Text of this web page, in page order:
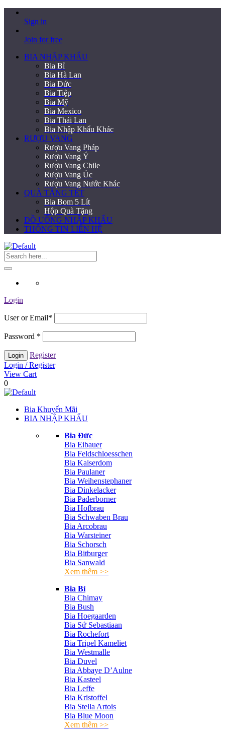
Sign in
Join for free
BIA NHẬP KHẨU
Bia Bỉ
Bia Hà Lan
Bia Đức
Bia Tiệp
Bia Mỹ
Bia Mexico
Bia Thái Lan
Bia Nhập Khẩu Khác
RƯỢU VANG
Rượu Vang Pháp
Rượu Vang Ý
Rượu Vang Chile
Rượu Vang Úc
Rượu Vang Nước Khác
QUÀ TẶNG TẾT
Bia Bom 5 Lít
Hộp Quà Tặng
ĐỒ UỐNG NHẬP KHẨU
THÔNG TIN LIÊN HỆ
Login
User or Email*
Password *
Register
Login / Register
View Cart
0
Bia Khuyến Mãi
BIA NHẬP KHẨU
Bia Đức
Bia Eibauer
Bia Feldschloesschen
Bia Kaiserdom
Bia Paulaner
Bia Weihenstephaner
Bia Dinkelacker
Bia Paderborner
Bia Hofbrau
Bia Schwaben Brau
Bia Arcobrau
Bia Warsteiner
Bia Schorsch
Bia Bitburger
Bia Sanwald
Xem thêm >>
Bia Bỉ
Bia Chimay
Bia Bush
Bia Hoegaarden
Bia Sứ Sebastiaan
Bia Rochefort
Bia Tripel Kameliet
Bia Westmalle
Bia Duvel
Bia Abbaye D’Aulne
Bia Kasteel
Bia Leffe
Bia Kristoffel
Bia Stella Artois
Bia Blue Moon
Xem thêm >>